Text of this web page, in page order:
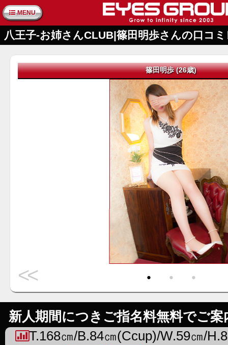
MENU
八王子-お姉さんCLUB|篠田明歩さんの口コ
篠田明歩 (26歳)
<< ・ ・ ・
新人期間につきご指名料無料でご案
T.168㎝/B.84㎝(Ccup)/W.59㎝/